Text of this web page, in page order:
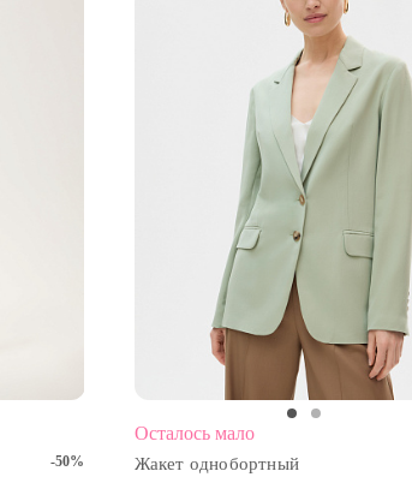
-50%
Осталось мало
Жакет однобортный